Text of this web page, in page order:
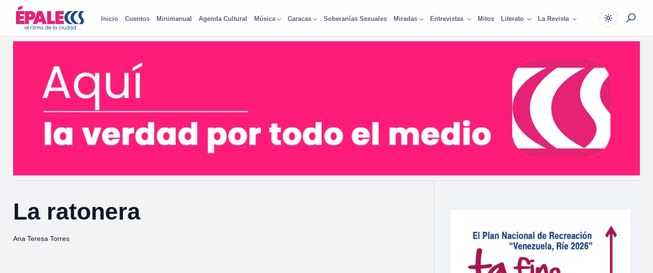
Inicio Cuentos Minimanual Agenda Cultural Música Caracas Soberanías Sexuales Miradas Entrevistas Mitos Literato La Revista
La ratonera
Ana Teresa Torres